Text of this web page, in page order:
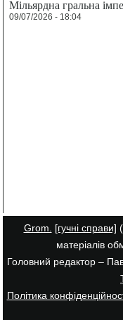
Мільярдна гральна
09/07/2026 - 18:04
Grom. [гучні справи]
матеріалів
Головний редактор –
Політика